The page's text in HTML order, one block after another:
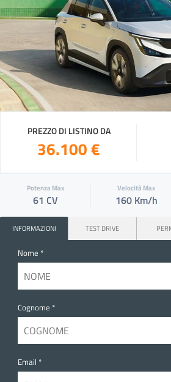
PREZZO DI LISTINO DA
36.100 €
Potenza Max
61 CV
Velocità Max
160 Km/h
INFORMAZIONI TEST DRIVE
Nome *
Cognome *
Email *